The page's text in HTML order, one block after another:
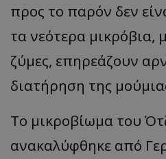
προς το παρόν δεν
τα νεότερα μικρόβια,
ζύμες, επηρεάζουν
διατήρηση της
Το μικροβίωμα του
ανακαλύφθηκε από